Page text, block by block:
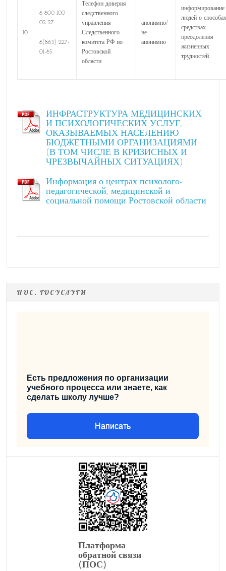
10
8 800 100
02 27
8(863) 227-
01-85
Телефон доверия
следственного
управления
Следственного
комитета РФ по
Ростовской
области
анонимно/
не
анонимно
информирование
людей о
средствах
преодоления
жизненных
трудностей.
ИНФРАСТРУКТУРА МЕДИЦИНСКИХ
И ПСИХОЛОГИЧЕСКИХ УСЛУГ,
ОКАЗЫВАЕМЫХ НАСЕЛЕНИЮ
БЮДЖЕТНЫМИ ОРГАНИЗАЦИЯМИ
(В ТОМ ЧИСЛЕ В КРИЗИСНЫХ И
ЧРЕЗВЫЧАЙНЫХ СИТУАЦИЯХ)
Информация о центрах психолого-
педагогической, медицинской и
социальной помощи Ростовской области
ПОС. ГОСУСЛУГИ
Есть предложения по организации
учебного процесса или знаете, как
сделать школу лучше?
Написать
Платформа
обратной связи
(ПОС)